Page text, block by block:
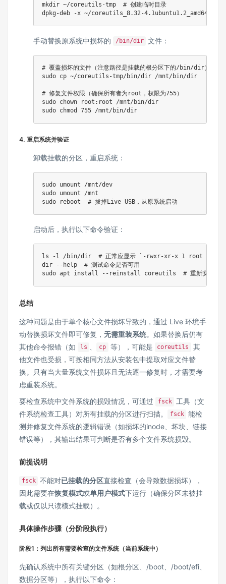
mkdir ~/coreutils-tmp # 创建临时目录
dpkg-deb -x ~/coreutils_8.32-
手动替换原系统中损坏的 /bin/dir 文件：
# 覆盖损坏的文件（注意路径是挂载的根分区下的/bin/dir）
sudo cp ~/coreutils-tmp/bin/dir /mnt/bin/dir
# 修复文件权限（确保所有者为root，权限为755）
sudo chown
sudo chmod 755
4. 重启系统并验证
卸载挂载的分区，重启系统：
sudo umount
sudo umount
sudo
reboot # 拔掉Live USB，从原系统启动
启动后，执行以下命令验证：
ls -l /bin/dir # 正常应显示 `-rwxr-xr-x 1 root root
dir --help # 测试命令是否可用
sudo apt install --reinstall coreutils # 重新安装完
总结
这种问题是由于单个核心文件损坏导致的，通过 Live 环境手
动替换损坏文件即可修复， 无需重装系统。如果替换后仍有
其他命令报错（如
ls cp 等），可能是 coreutils
其
他文件也受损，可按相同方法从安装包中提取对应文件替
换。只有当大量系统文件损坏且无法逐一修复时，才需要考
虑重装系统。
要检查系统中文件系统的损毁情况，可通过
fsck
工具（文
件系统检查工具）对所有挂载的分区进行扫描。
fsck 能检
测并修复文件系统的逻辑错误（如损坏的inode、坏块、链接
错误等），其输出结果可判断是否有多个文件系统损毁。
前提说明
fsck 不能对已挂载的分区直接检查（会导致数据损坏），
因此需要在恢复模式或单用户模式下运行（确保分区未被挂
载或仅以只读模式挂载）。
具体操作步骤（分阶段执行）
阶段1：列出所有需要检查的文件系统（当前系统中）
先确认系统中所有关键分区（如根分区、/boot、/boot/efi、
数据分区等），执行以下命令：